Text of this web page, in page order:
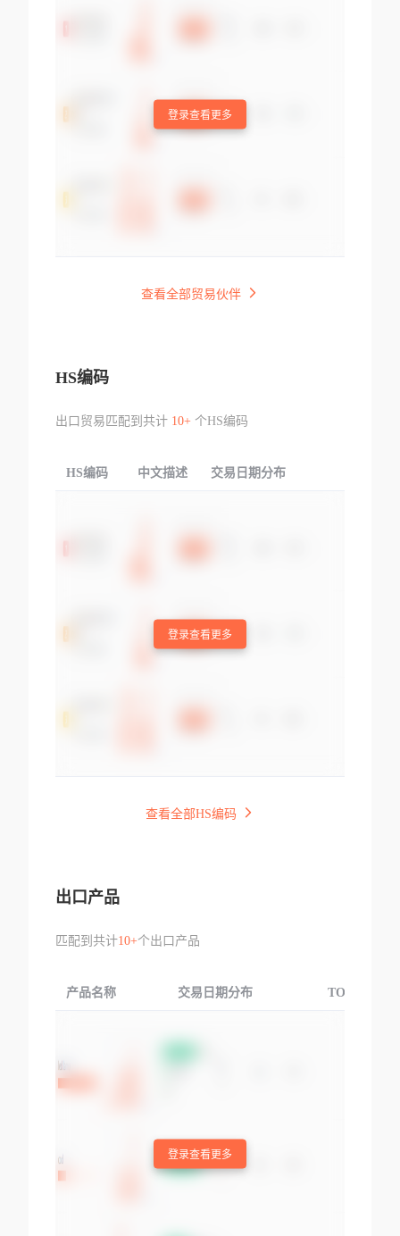
登录查看更多
查看全部贸易伙伴
HS编码
出口贸易匹配到共计 10+个HS编码
HS编码 中文描述 交易日期分布
登录查看更多
查看全部HS编码
出口产品
匹配到共计10+个出口产品
产品名称 交易日期分布 TOP3交易国
登录查看更多